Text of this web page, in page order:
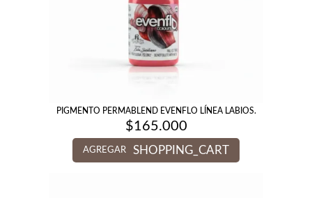
PIGMENTO PERMABLEND EVENFLO LÍNEA LABIOS.
$165.000
AGREGAR SHOPPING_CART